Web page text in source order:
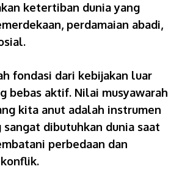
ketertiban dunia yang
perdamaian abadi,
fondasi dari kebijakan luar
bebas aktif. Nilai musyawarah
kita anut adalah instrumen
dibutuhkan dunia saat
perbedaan dan